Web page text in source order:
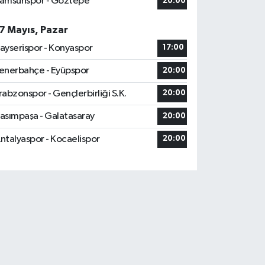
Mayıs, Pazar
- Konyaspor
17:00
- Eyüpspor 20:00
- Gençlerbirliği S.K. 20:00
- Galatasaray 20:00
- Kocaelispor 20:00